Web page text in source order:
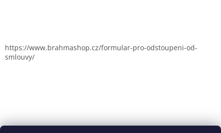
https://www.brahmashop.cz/formular-pro-odstoupeni-od-
smlouvy/